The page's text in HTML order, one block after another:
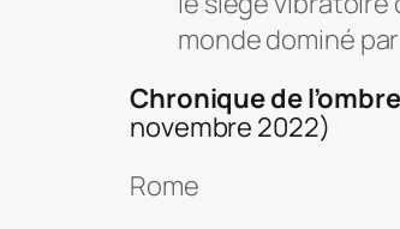
monde dominé
Chronique de
novembre 2022)
Rome